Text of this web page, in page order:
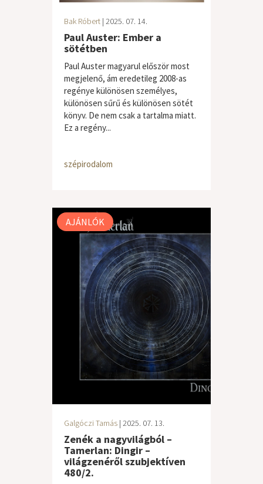
Bak Róbert | 2025. 07. 14.
Paul Auster: Ember a
sötétben
Paul Auster magyarul először most
megjelenő, ám eredetileg 2008-as
regénye különösen személyes,
különösen sűrű és különösen sötét
könyv. De nem csak a tartalma miatt.
Ez a regény...
szépirodalom
AJÁNLÓK
Galgóczi Tamás | 2025. 07. 13.
Zenék a nagyvilágból –
Tamerlan: Dingir –
világzenéről szubjektíven
480/2.